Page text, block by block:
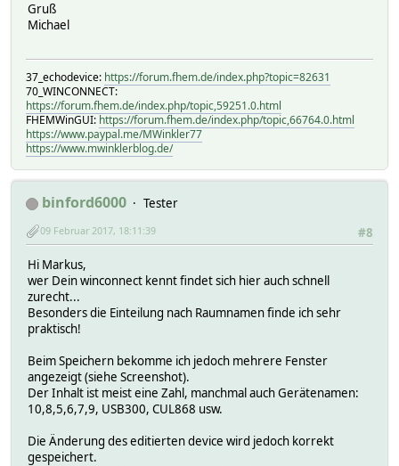
Gruß
Michael
37_echodevice: https://forum.fhem.de/index.php?topic=82631
70_WINCONNECT:
https://forum.fhem.de/index.php/topic,59251.0.html
FHEMWinGUI: https://forum.fhem.de/index.php/topic,66764.0.html
https://www.paypal.me/MWinkler77
https://www.mwinklerblog.de/
binford6000
Tester
#8
09 Februar 2017, 18:11:39
Hi Markus,
wer Dein winconnect kennt findet sich hier auch schnell
zurecht...
Besonders die Einteilung nach Raumnamen finde ich sehr
praktisch!
Beim Speichern bekomme ich jedoch mehrere Fenster
angezeigt (siehe Screenshot).
Der Inhalt ist meist eine Zahl, manchmal auch Gerätenamen:
10,8,5,6,7,9, USB300, CUL868 usw.
Die Änderung des editierten device wird jedoch korrekt
gespeichert.